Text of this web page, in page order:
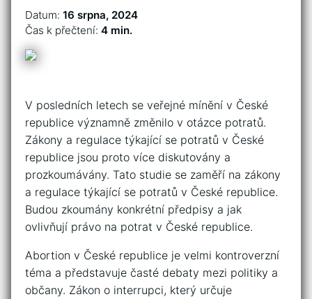
Datum: 16 srpna, 2024
Čas k přečtení: 4 min.
V posledních letech se veřejné mínění v České
republice významně změnilo v otázce potratů.
Zákony a regulace týkající se potratů v České
republice jsou proto více diskutovány a
prozkoumávány. Tato studie se zaměří na zákony
a regulace týkající se potratů v České republice.
Budou zkoumány konkrétní předpisy a jak
ovlivňují právo na potrat v České republice.
Abortion v České republice je velmi kontroverzní
téma a představuje časté debaty mezi politiky a
občany. Zákon o interrupci, který určuje